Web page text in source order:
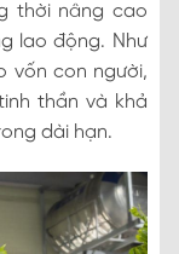
thời nâng cao
lao động. Như
vốn con người,
thần và khả
dài hạn.